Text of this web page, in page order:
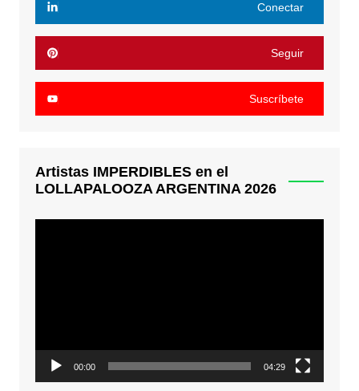
Conectar
Seguir
Suscríbete
Artistas IMPERDIBLES en el
LOLLAPALOOZA ARGENTINA 2026
00:00 04:29